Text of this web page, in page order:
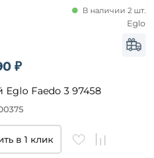
₽
Faedo 3 97458
В наличии 2 шт.
Eglo
в 1 клик